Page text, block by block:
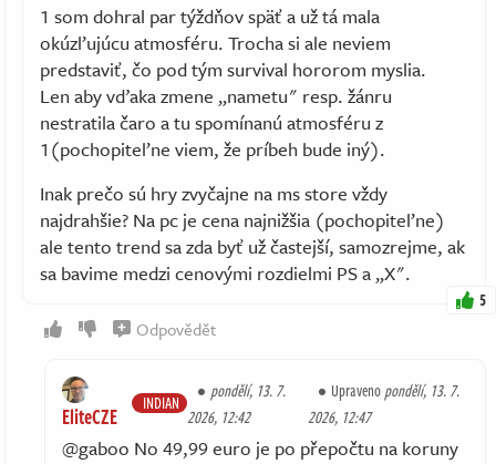
1 som dohral par týždňov späť a už tá mala
okúzľujúcu atmosféru. Trocha si ale neviem
predstaviť, čo pod tým survival hororom myslia.
Len aby vďaka zmene „nametu" resp. žánru
nestratila čaro a tu spomínanú atmosféru z
1(pochopiteľne viem, že príbeh bude iný).
Inak prečo sú hry zvyčajne na ms store vždy
najdrahšie? Na pc je cena najnižšia (pochopiteľne)
ale tento trend sa zda byť už častejší, samozrejme, ak
sa bavime medzi cenovými rozdielmi PS a „X".
5
Odpovědět
EliteCZE INDIAN
pondělí, 13. 7.
2026, 12:42
Upravenopondělí, 13. 7.
2026, 12:47
@gaboo No 49,99 euro je po přepočtu na koruny